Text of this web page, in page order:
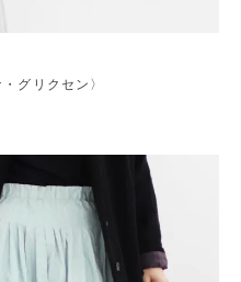
グリクセン〉